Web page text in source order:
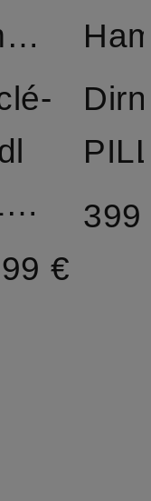
Hammerschmid
PILLERSEE
€